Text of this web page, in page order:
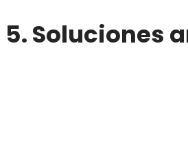
5. Soluciones